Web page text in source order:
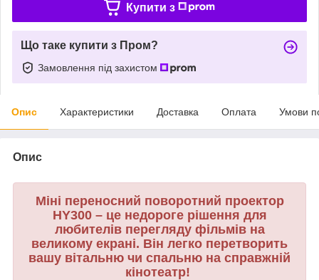
Купити з
Що таке купити з Пром?
Замовлення під захистом
Опис Характеристики Доставка Оплата Умови
Опис
Міні переносний поворотний проектор
HY300 – це недороге рішення для
любителів перегляду фільмів на
великому екрані. Він легко перетворить
вашу вітальню чи спальню на справжній
кінотеатр!